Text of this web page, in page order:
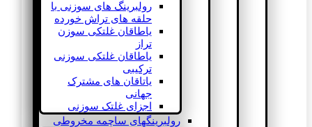
رولبرینگ های سوزنی با
حلقه های تراش خورده
یاطاقان غلتکی سوزن
تراز
یاطاقان غلتکی سوزنی
ترکیبی
یاتاقان های مشترک
جهانی
اجزای غلتک سوزنی
رولبرینگهای ساچمه مخروطی